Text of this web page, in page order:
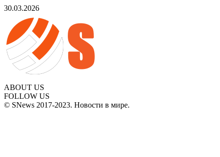
30.03.2026
ABOUT US
FOLLOW US
© SNews 2017-2023. Новости в мире.